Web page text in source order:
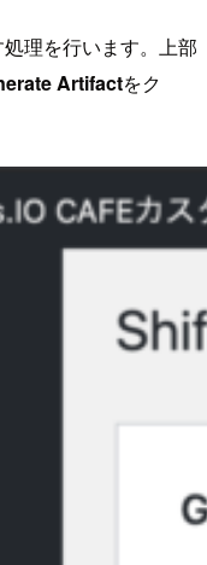
理を行います。上部
Artifactをク